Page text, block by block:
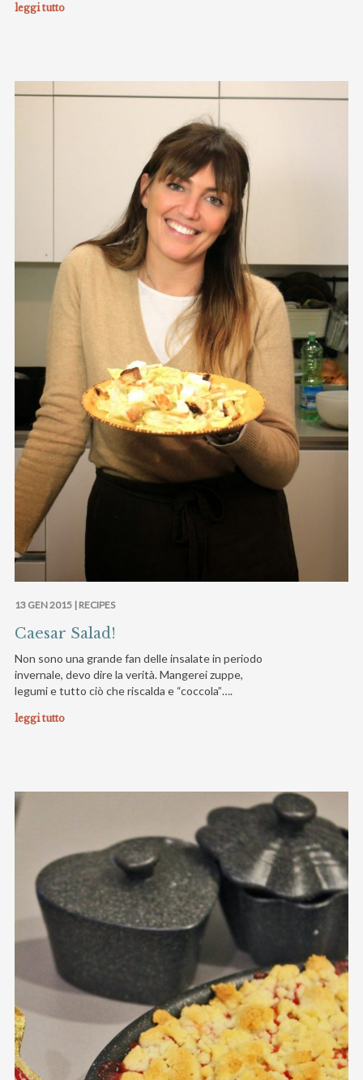
leggi tutto
13 GEN 2015 | RECIPES
Caesar Salad!
Non sono una grande fan delle insalate in periodo
invernale, devo dire la verità. Mangerei zuppe,
legumi e tutto ciò che riscalda e “coccola”….
leggi tutto